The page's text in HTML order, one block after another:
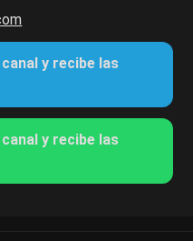
y recibe las
y recibe las